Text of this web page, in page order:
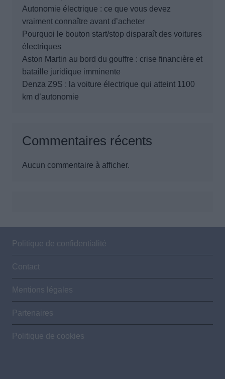
Autonomie électrique : ce que vous devez
vraiment connaître avant d’acheter
Pourquoi le bouton start/stop disparaît des voitures
électriques
Aston Martin au bord du gouffre : crise financière et
bataille juridique imminente
Denza Z9S : la voiture électrique qui atteint 1100
km d’autonomie
Commentaires récents
Aucun commentaire à afficher.
Politique de confidentialité
Contact
Mentions légales
Partenaires
Politique de cookies